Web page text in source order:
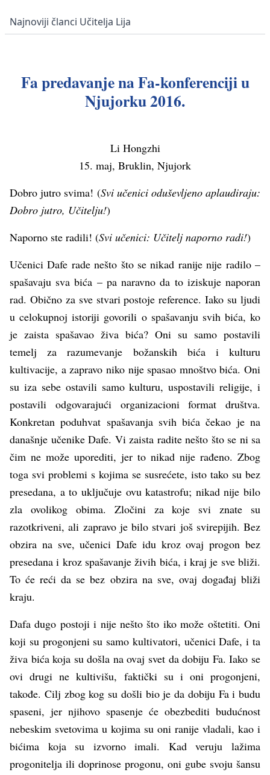
Najnoviji članci Učitelja Lija
Fa predavanje na Fa-konferenciji u
Njujorku 2016.
Li Hongzhi
15. maj, Bruklin, Njujork
Dobro jutro svima! (Svi učenici oduševljeno aplaudiraju:
Dobro jutro, Učitelju!)
Naporno ste radili! (Svi učenici: Učitelj naporno radi!)
Učenici Dafe rade nešto što se nikad ranije nije radilo –
spašavaju sva bića – pa naravno da to iziskuje naporan
rad. Obično za sve stvari postoje reference. Iako su ljudi
u celokupnoj istoriji govorili o spašavanju svih bića, ko
je zaista spašavao živa bića? Oni su samo postavili
temelj za razumevanje božanskih bića i kulturu
kultivacije, a zapravo niko nije spasao mnoštvo bića. Oni
su iza sebe ostavili samo kulturu, uspostavili religije, i
postavili odgovarajući organizacioni format društva.
Konkretan poduhvat spašavanja svih bića čekao je na
današnje učenike Dafe. Vi zaista radite nešto što se ni sa
čim ne može uporediti, jer to nikad nije rađeno. Zbog
toga svi problemi s kojima se susrećete, isto tako su bez
presedana, a to uključuje ovu katastrofu; nikad nije bilo
zla ovolikog obima. Zločini za koje svi znate su
razotkriveni, ali zapravo je bilo stvari još svirepijih. Bez
obzira na sve, učenici Dafe idu kroz ovaj progon bez
presedana i kroz spašavanje živih bića, i kraj je sve bliži.
To će reći da se bez obzira na sve, ovaj događaj bliži
kraju.
Dafa dugo postoji i nije nešto što iko može oštetiti. Oni
koji su progonjeni su samo kultivatori, učenici Dafe, i ta
živa bića koja su došla na ovaj svet da dobiju Fa. Iako se
ovi drugi ne kultivišu, faktički su i oni progonjeni,
takođe. Cilj zbog kog su došli bio je da dobiju Fa i budu
spaseni, jer njihovo spasenje će obezbediti budućnost
nebeskim svetovima u kojima su oni ranije vladali, kao i
bićima koja su izvorno imali. Kad veruju lažima
progonitelja ili doprinose progonu, oni gube svoju šansu